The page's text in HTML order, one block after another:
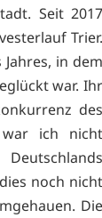
Seit 2017
Trier.
in dem
war. Ihr
des
war ich nicht
noch nicht
Die